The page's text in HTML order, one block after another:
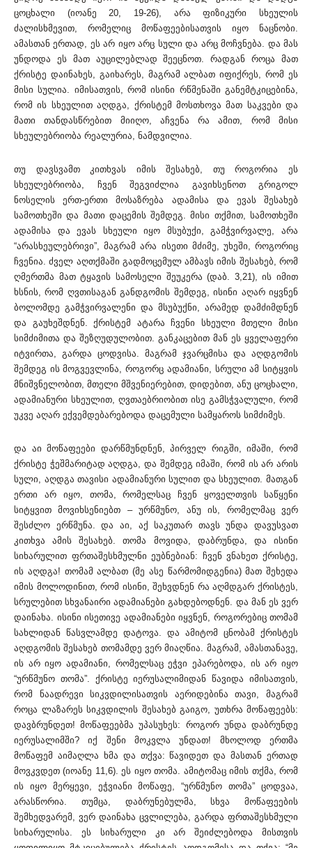
ცოცხალი (იოანე 20, 19-26), არა ფიზიკური სხეულის
ძალისხმევით, რომელიც მოწაფეებისათვის იყო ნაცნობი.
ამასთან ერთად, ეს არ იყო არც სული და არც მოჩვნება. და მას
უნდოდა ეს მათ აუცილებლად შეეცნოთ. რადგან როცა მათ
ქრისტე დაინახეს, გაიხარეს, მაგრამ ალბათ იფიქრეს, რომ ეს
მისი სულია. იმისათვის, რომ ისინი რწმენაში განემტკიცებინა,
რომ ის სხეულით აღდგა, ქრისტემ მოსთხოვა მათ საკვები და
მათი თანდასწრებით მიიღო, აჩვენა რა ამით, რომ მისი
სხეულებრიობა რეალურია, ნამდვილია.
თუ დავსვამთ კითხვას იმის შესახებ, თუ როგორია ეს
სხეულებრიობა, ჩვენ შეგვიძლია გავიხსენოთ გრიგოლ
ნოსელის ერთ-ერთი მოსაზრება ადამისა და ევას შესახებ
სამოთხეში და მათი დაცემის შემდეგ. მისი თქმით, სამოთხეში
ადამისა და ევას სხეული იყო მსუბუქი, გამჭვირვალე, არა
“არასხეულებრივი”, მაგრამ არა ისეთი მძიმე, უხეში, როგორიც
ჩვენია. ძველ აღთქმაში გადმოცემულ ამბავს იმის შესახებ, რომ
ღმერთმა მათ ტყავის სამოსელი შეუკერა (დაბ. 3,21), ის იმით
ხსნის, რომ ღვთისაგან განდგომის შემდეგ, ისინი აღარ იყვნენ
ბოლომდე გამჭვირვალენი და მსუბუქნი, არამედ დამძიმდნენ
და გაუხეშდნენ. ქრისტემ ატარა ჩვენი სხეული მთელი მისი
სიმძიმითა და შეზღუდულობით. განკაცებით მან ეს ყველაფერი
იტვირთა, გარდა ცოდვისა. მაგრამ ჯვარცმისა და აღდგომის
შემდეგ ის მოგვევლინა, როგორც ადამიანი, სრული ამ სიტყვის
მნიშვნელობით, მთელი მშვენიერებით, დიდებით, ანუ ცოცხალი,
ადამიანური სხეულით, ღვთაებრიობით ისე გამსჭვალული, რომ
უკვე აღარ ექვემდებარებოდა დაცემული სამყაროს სიმძიმეს.
და აი მოწაფეები დარწმუნდნენ, პირველ რიგში, იმაში, რომ
ქრისტე ჭეშმარიტად აღდგა, და შემდეგ იმაში, რომ ის არ არის
სული, აღდგა თავისი ადამიანური სულით და სხეულით. მათგან
ერთი არ იყო, თომა, რომელსაც ჩვენ ყოველთვის საწყენი
სიტყვით მოვიხსენიებთ – ურწმუნო, ანუ ის, რომელმაც ვერ
შესძლო ერწმუნა. და აი, აქ საკუთარ თავს უნდა დავუსვათ
კითხვა ამის შესახებ. თომა მოვიდა, დაბრუნდა, და ისინი
სიხარულით ფრთაშესხმულნი ეუბნებიან: ჩვენ ვნახეთ ქრისტე,
ის აღდგა! თომამ ალბათ (მე ასე წარმომიდგენია) მათ შეხედა
იმის მოლოდინით, რომ ისინი, შეხვდნენ რა აღმდგარ ქრისტეს,
სრულებით სხვანაირი ადამიანები გახდებოდნენ. და მან ეს ვერ
დაინახა. ისინი ისეთივე ადამიანები იყვნენ, როგორებიც თომამ
სახლიდან წასვლამდე დატოვა. და ამიტომ ცნობამ ქრისტეს
აღდგომის შესახებ თომამდე ვერ მიაღწია. მაგრამ, ამასთანავე,
ის არ იყო ადამიანი, რომელსაც ეჭვი ეპარებოდა, ის არ იყო
“ურწმუნო თომა”. ქრისტე იერუსალიმიდან წავიდა იმისათვის,
რომ ნაადრევი სიკვდილისათვის აერიდებინა თავი, მაგრამ
როცა ლაზარეს სიკვდილის შესახებ გაიგო, უთხრა მოწაფეებს:
დავბრუნდეთ! მოწაფეებმა უპასუხეს: როგორ უნდა დაბრუნდე
იერუსალიმში? იქ შენი მოკვლა უნდათ! მხოლოდ ერთმა
მოწაფემ აიმაღლა ხმა და თქვა: წავიდეთ და მასთან ერთად
მოვკვდეთ (იოანე 11,6). ეს იყო თომა. ამიტომაც იმის თქმა, რომ
ის იყო მერყევი, ეჭვიანი მოწაფე, “ურწმუნო თომა” ცოდვაა,
არასწორია. თუმცა, დაბრუნებულმა, სხვა მოწაფეების
შემხედვარემ, ვერ დაინახა ცვლილება, გარდა ფრთაშესხმული
სიხარულისა. ეს სიხარული კი არ შეიძლებოდა მისთვის